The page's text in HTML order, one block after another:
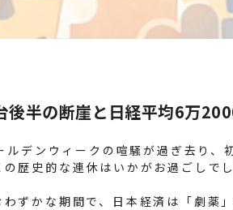
後半の断崖と日経平均6万
デンウィークの喧騒が過ぎ去り、
歴史的な連休はいかがお過ごしでし
ずかな期間で、日本経済は「劇薬